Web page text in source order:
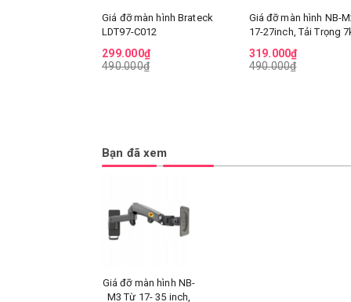
Giá đỡ màn hình Brateck
LDT97-C012
299.000₫
490.000₫
Giá đỡ màn hình NB-
17-27inch, Tải Trọng
319.000₫
490.000₫
Bạn đã xem
Giá đỡ màn hình NB-
M3 Từ 17- 35 inch,